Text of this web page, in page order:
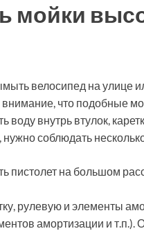
мойки
велосипед на улице
что подобные
внутрь втулок,
соблюдать
пистолет на большом
рулевую и элементы
амортизации и